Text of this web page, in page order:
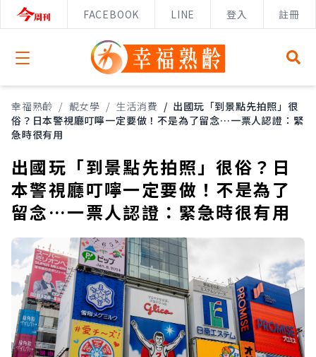
FACEBOOK LINE 登入 註冊
Open menu
幸福熟齡 / 靚女學 / 生活消費 / 出國玩「到景點先拍照」很
俗？日本警視廳叮嚀一定要做！不是為了留念…一票人認證：緊
急時很有用
出國玩「到景點先拍照」很俗？日
本警視廳叮嚀一定要做！不是為了
留念…一票人認證：緊急時很有用